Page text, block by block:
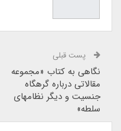
پست قبلی
نگاهی به کتاب «مجموعه
مقالاتی درباره گرهگاه
جنسیت و دیگر نظامهای
سلطه»